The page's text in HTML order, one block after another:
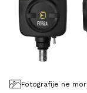
Fotografije ne